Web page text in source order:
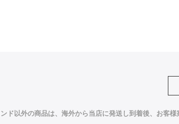
ド以外の商品は、海外から当店に発送し到着後、お客